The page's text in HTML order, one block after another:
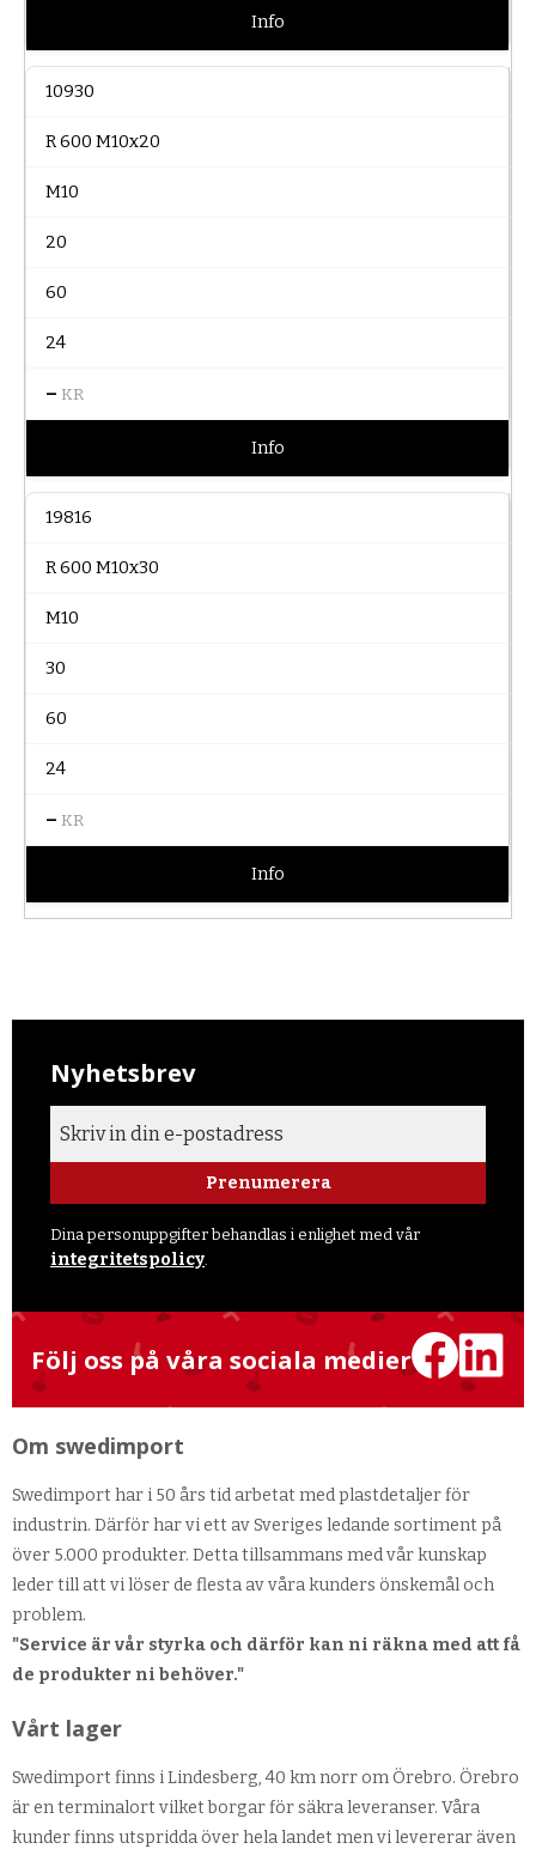
Info
10930
R 600 M10x20
M10
20
60
24
– KR
Info
19816
R 600 M10x30
M10
30
60
24
– KR
Info
Nyhetsbrev
Prenumerera
Dina personuppgifter behandlas i enlighet med vår
integritetspolicy
Följ oss på våra sociala medier
Om swedimport
Swedimport har i 50 års tid arbetat med plastdetaljer för
industrin. Därför har vi ett av Sveriges ledande sortiment på
över 5.000 produkter. Detta tillsammans med vår kunskap
leder till att vi löser de flesta av våra kunders önskemål och
problem.
"Service är vår styrka och därför kan ni räkna med att få
de produkter ni behöver."
Vårt lager
Swedimport finns i Lindesberg, 40 km norr om Örebro. Örebro
är en terminalort vilket borgar för säkra leveranser. Våra
kunder finns utspridda över hela landet men vi levererar även